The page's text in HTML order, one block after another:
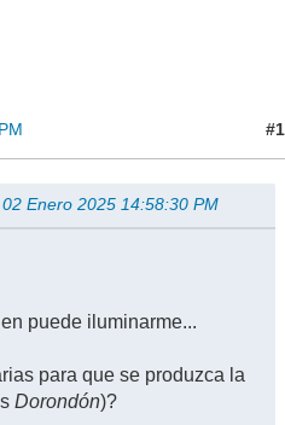
#1
Enero 2025 14:58:30 PM
puede iluminarme...
para que se produzca la
Dorondón)?